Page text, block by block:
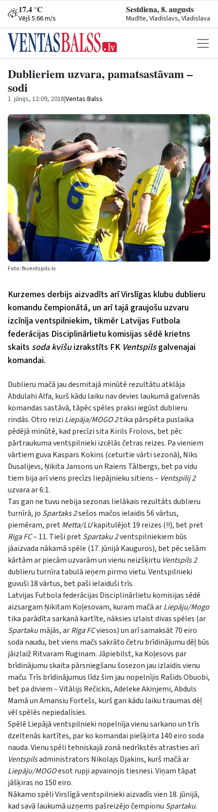
17.4 °C
Vējš 5.66 m/s
Sestdiena, 8. augusts
Mudīte, Vladislavs, Vladislava
Dublieriem uzvara, pamatsastāvam –
sodi
1. jūnijs, 12:09, 2018|Ventas Balss
Foto: fkventspils.lv
Kurzemes derbijs aizvadīts arī Virslīgas klubu dublieru
komandu čempionātā, un arī tajā graujošu uzvaru
izcīnīja ventspilniekim, tikmēr Latvijas Futbola
federācijas Disciplinārlietu komisijas sēdē krietns
skaits soda kvīšuizrakstīts FK Ventspilsgalvenajai
komandai.
Dublieru mačā jau desmitajā minūtē rezultātu atklāja
Abdulahi Alfa, kurš kādu laiku nav devies laukumā galvenās
komandas sastāvā, tāpēc spēles praksi iegūst dublieru
rindās. Otro reizi Liepāja/MOGO 2tika pārspēta puslaika
pēdējā minūtē, kad precīzi sita Kirils Frolovs, bet pēc
pārtraukuma ventspilnieki izcēlās četras reizes. Pa vieniem
vārtiem guva Kaspars Kokins (ceturtie vārti sezonā), Niks
Dusalijevs, Ņikita Jansons un Raiens Tālbergs, bet pa vidu
tiem bija arī viens precīzs liepājnieku sitiens – Ventspilij 2
uzvara ar 6:1.
Tas gan ne tuvu nebija sezonas lielākais rezultāts dublieru
turnīrā, jo Spartaks 2sešos mačos ielaidis 56 vārtus,
piemēram, pretMetta/LUkapitulējot 19 reizes (!!), bet pret
Riga FC– 11. Tieši pretSpartaku 2ventspilniekiem būs
jāaizvada nākamā spēle (17. jūnijā Kauguros), bet pēc sešām
kārtām ar piecām uzvarām un vienu neizšķirtu Ventspils 2
dublieru turnīra tabulā ieņem pirmo vietu. Ventspilnieki
guvuši 18 vārtus, bet paši ielaiduši trīs.
Latvijas Futbola federācijas Disciplinārlietu komisijas sēdē
aizsargam Ņikitam Koļesovam, kuram mačā arLiepāju/Mogo
tika parādīta sarkanā kartīte, nāksies izlaist divas spēles (ar
Spartakumājās, arRiga FCviesos) un arī samaksāt 70 eiro
soda naudu, bet viens mačs sakrāto četru brīdinājumu dēļ būs
jāizlaiž Ritvaram Ruginam. Jāpiebilst, ka Koļesovs par
brīdinājumu skaita pārsniegšanu šosezon jau izlaidis vienu
maču. Trīs brīdinājumus līdz šim jau nopelnījis Rašids Obuobi,
bet pa diviem – Vitālijs Rečickis, Adeleke Akinjemi, Abduls
Mamā un Amansiu Fortešs, kurš gan kādu laiku traumas dēļ
vēl spēlēs nepiedalīsies.
Spēlē Liepājā ventspilnieki nopelnīja vienu sarkano un trīs
dzeltenās kartītes, par ko komandai piešķirta 140 eiro soda
nauda. Vienu spēli tehniskajā zonā nedrīkstēs atrasties arī
Ventspilsadministrators Nikolajs Djakins, kurš mačā ar
Liepāju/MOGOesot rupji apvainojis tiesnesi. Viņam tāpat
jāšķiras no 150 eiro.
Nākamo spēli Virslīgā ventspilnieki aizvadīs vien 18. jūnijā,
kad savā laukumā uzņems pašreizējo čempionu Spartaku.